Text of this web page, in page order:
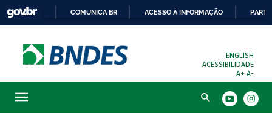
COMUNICA BR ACESSO À INFORMAÇÃO
ENGLISH
ACESSIBILIDADE
A+ A-
Busca